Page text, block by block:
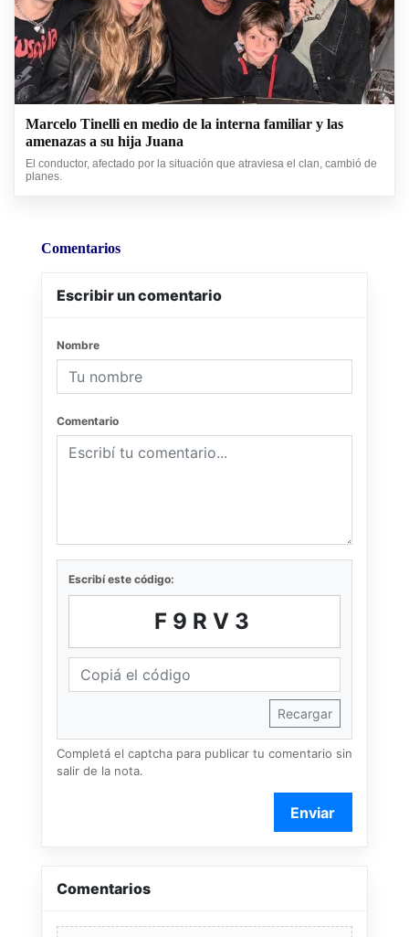
Marcelo Tinelli en medio de la interna familiar y las
amenazas a su hija Juana
El conductor, afectado por la situación que atraviesa el clan, cambió de
planes.
Comentarios
Escribir un comentario
Nombre
Comentario
Escribí este código:
F9RV3
Recargar
Completá el captcha para publicar tu comentario sin
salir de la nota.
Enviar
Comentarios